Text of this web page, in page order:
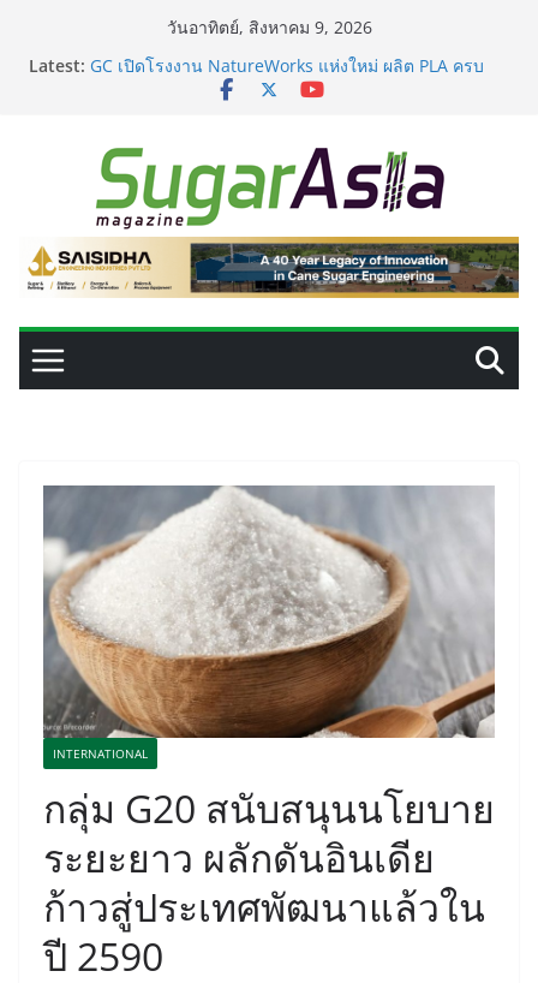
วันอาทิตย์, สิงหาคม 9, 2026
Latest: GC เปิดโรงงาน NatureWorks แห่งใหม่ ผลิต PLA ครบ
วงจร ดันไทยสู่ศูนย์กลางไบโอพลาสติกของเอเชีย
เครื่องแยกสีความแม่นยำสูง ยกระดับคุณภาพน้ำตาลและ
ประสิทธิภาพการผลิต
VEGAPULS Air: โซลูชันอัจฉริยะสำหรับการบริหารจัดการ
ถังเก็บในอุตสาหกรรมน้ำตาล
เปลี่ยนของเสียจากน้ำตาลสู่โปรตีน: Planetary เดินหน้า
ขยายนวัตกรรมด้านเทคโนโลยีอาหาร
INTERNATIONAL
กลุ่ม G20 สนับสนุนนโยบาย
ระยะยาว ผลักดันอินเดีย
ก้าวสู่ประเทศพัฒนาแล้วใน
ปี 2590